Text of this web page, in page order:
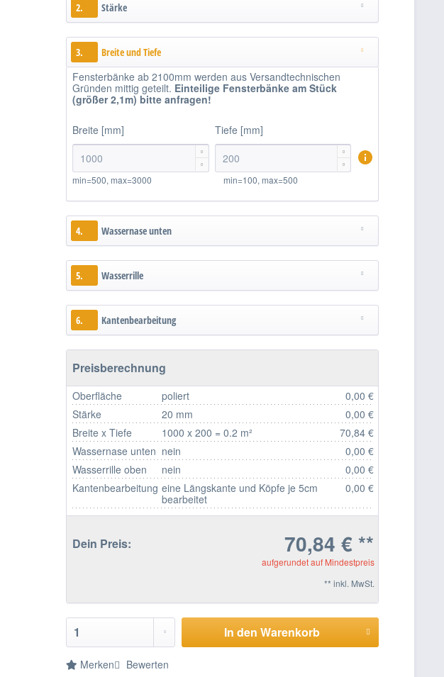
2. Stärke
3. Breite und Tiefe
Fensterbänke ab 2100mm werden aus Versandtechnischen
Gründen mittig geteilt. Einteilige Fensterbänke am Stück
(größer 2,1m) bitte anfragen!
Breite [mm]


Tiefe [mm]


min=500, max=3000 min=100, max=500
4. Wassernase unten
5. Wasserrille
6. Kantenbearbeitung
Preisberechnung
Oberfläche poliert
0,00 €
Stärke
20 mm
0,00 €
Breite x Tiefe
1000 x 200 = 0.2 m²
70,84 €
Wassernase unten nein
0,00 €
Wasserrille oben
nein
0,00 €
Kantenbearbeitung eine Längskante und Köpfe je 5cm
bearbeitet
0,00 €
Dein Preis: 70,84 € **
aufgerundet auf Mindestpreis
** inkl. MwSt.
In den Warenkorb
Merken Bewerten